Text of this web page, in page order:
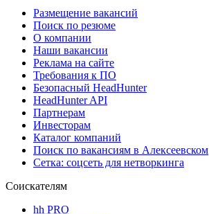
Размещение вакансий
Поиск по резюме
О компании
Наши вакансии
Реклама на сайте
Требования к ПО
Безопасный HeadHunter
HeadHunter API
Партнерам
Инвесторам
Каталог компаний
Поиск по вакансиям в Алексеевском
Сетка: соцсеть для нетворкинга
Соискателям
hh PRO